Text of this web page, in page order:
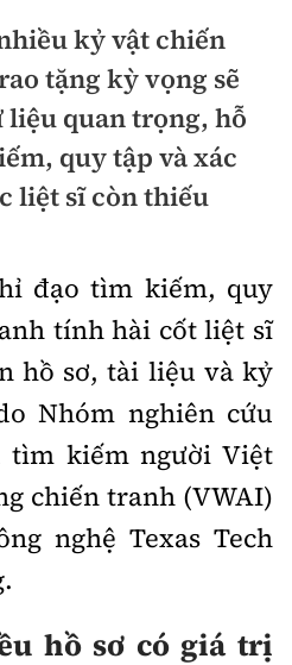
kỷ vật chiến
tặng kỳ vọng sẽ
liệu quan trọng, hỗ
quy tập và xác
liệt sĩ còn thiếu
đạo tìm kiếm, quy
tính hài cốt liệt sĩ
hồ sơ, tài liệu và kỷ
Nhóm nghiên cứu
tìm kiếm người Việt
chiến tranh (VWAI)
nghệ Texas Tech
hồ sơ có giá trị